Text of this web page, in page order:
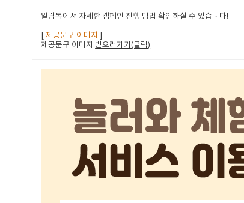
알림톡에서 자세한 캠페인 진행 방법 확인하실 수 있습니다!
[제공문구 이미지
제공문구 이미지 받으러가기(클릭 )